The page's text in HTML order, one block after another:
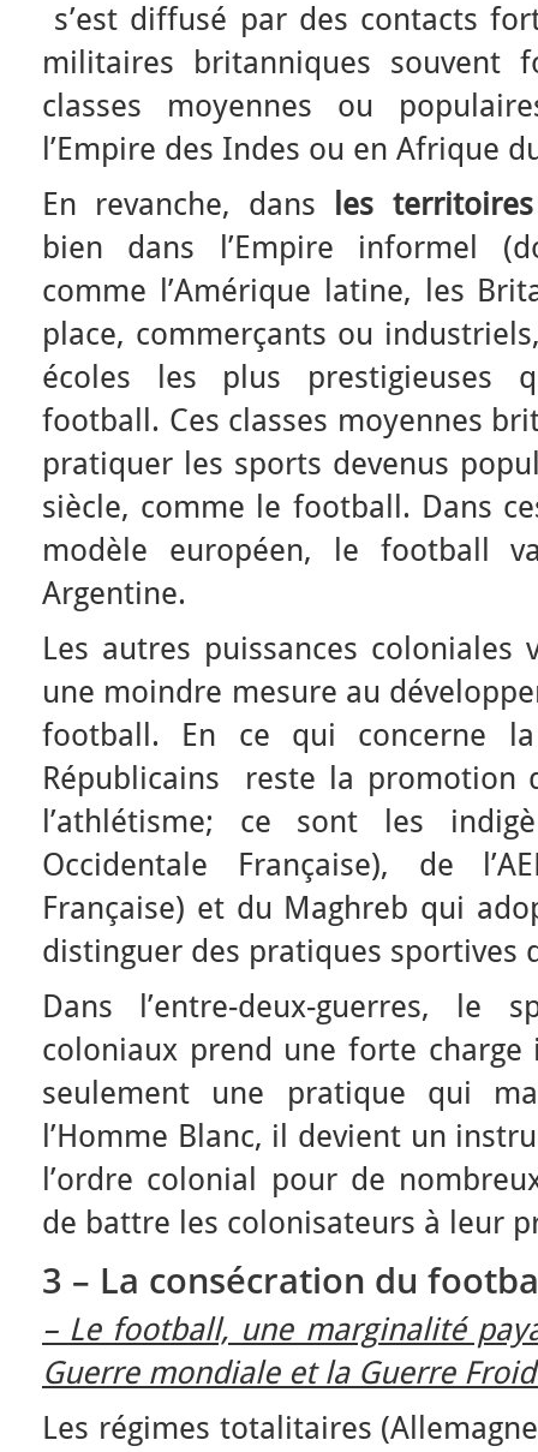
s’est diffusé par des contacts
militaires britanniques souvent
classes moyennes ou
l’Empire des Indes ou en Afrique
En revanche, dans
les
bien dans l’Empire informel
comme l’Amérique latine, les
place, commerçants ou
écoles les plus prestigieuses
football. Ces classes moyennes
pratiquer les sports devenus
siècle, comme le football. Dans
modèle européen, le football
Argentine.
Les autres puissances
une moindre mesure au
football. En ce qui concerne
Républicains reste la promotion
l’athlétisme; ce sont les
Occidentale Française), de
Française) et du Maghreb qui
distinguer des pratiques sportives
Dans l’entre-deux-guerres, le
coloniaux prend une forte charge
seulement une pratique qui
l’Homme Blanc, il devient un
l’ordre colonial pour de
de battre les colonisateurs à leur
3 – La consécration du
– Le football, une marginalité
Guerre mondiale et la Guerre
Les régimes totalitaires (Allemagne